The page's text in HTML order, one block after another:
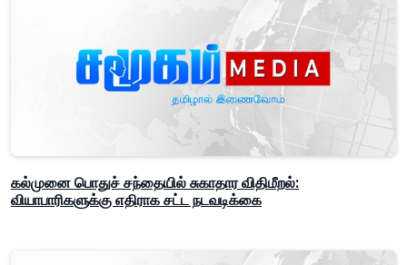
கல்முனை பொதுச் சந்தையில் சுகாதார விதிமீறல்:
வியாபாரிகளுக்கு எதிராக சட்ட நடவடிக்கை